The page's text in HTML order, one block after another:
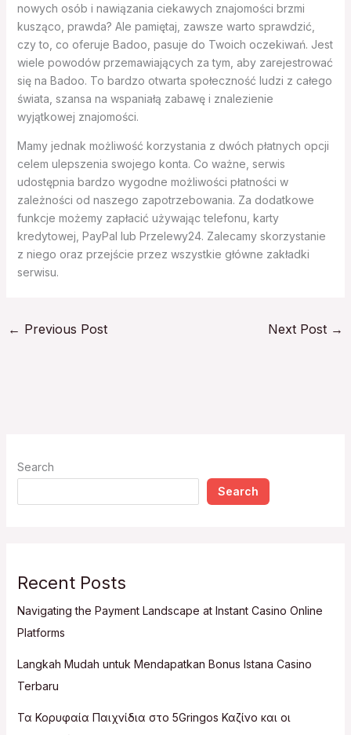
nowych osób i nawiązania ciekawych znajomości brzmi
kusząco, prawda? Ale pamiętaj, zawsze warto sprawdzić,
czy to, co oferuje Badoo, pasuje do Twoich oczekiwań. Jest
wiele powodów przemawiających za tym, aby zarejestrować
się na Badoo. To bardzo otwarta społeczność ludzi z całego
świata, szansa na wspaniałą zabawę i znalezienie
wyjątkowej znajomości.
Mamy jednak możliwość korzystania z dwóch płatnych opcji
celem ulepszenia swojego konta. Co ważne, serwis
udostępnia bardzo wygodne możliwości płatności w
zależności od naszego zapotrzebowania. Za dodatkowe
funkcje możemy zapłacić używając telefonu, karty
kredytowej, PayPal lub Przelewy24. Zalecamy skorzystanie
z niego oraz przejście przez wszystkie główne zakładki
serwisu.
← Previous Post Next Post →
Search
Search
Recent Posts
Navigating the Payment Landscape at Instant Casino Online
Platforms
Langkah Mudah untuk Mendapatkan Bonus Istana Casino
Terbaru
Τα Κορυφαία Παιχνίδια στο 5Gringos Καζίνο και οι